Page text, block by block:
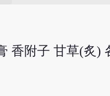
香附子 甘草(炙)